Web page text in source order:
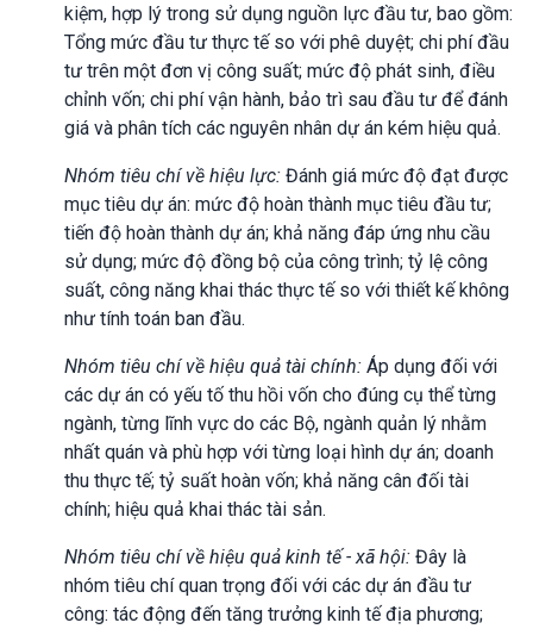
kiệm, hợp lý trong sử dụng nguồn lực đầu tư, bao gồm:
Tổng mức đầu tư thực tế so với phê duyệt; chi phí đầu
tư trên một đơn vị công suất; mức độ phát sinh, điều
chỉnh vốn; chi phí vận hành, bảo trì sau đầu tư để đánh
giá và phân tích các nguyên nhân dự án kém hiệu quả.
Nhóm tiêu chí về hiệu lực: Đánh giá mức độ đạt được
mục tiêu dự án: mức độ hoàn thành mục tiêu đầu tư;
tiến độ hoàn thành dự án; khả năng đáp ứng nhu cầu
sử dụng; mức độ đồng bộ của công trình; tỷ lệ công
suất, công năng khai thác thực tế so với thiết kế không
như tính toán ban đầu.
Nhóm tiêu chí về hiệu quả tài chính: Áp dụng đối với
các dự án có yếu tố thu hồi vốn cho đúng cụ thể từng
ngành, từng lĩnh vực do các Bộ, ngành quản lý nhằm
nhất quán và phù hợp với từng loại hình dự án; doanh
thu thực tế; tỷ suất hoàn vốn; khả năng cân đối tài
chính; hiệu quả khai thác tài sản.
Nhóm tiêu chí về hiệu quả kinh tế - xã hội: Đây là
nhóm tiêu chí quan trọng đối với các dự án đầu tư
công: tác động đến tăng trưởng kinh tế địa phương;